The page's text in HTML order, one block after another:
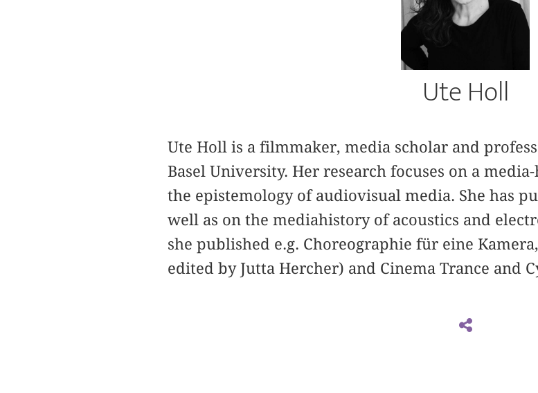
Ute Holl
Ute Holl is a filmmaker, media scholar and
Basel University. Her research focuses on a
the epistemology of audiovisual media. She has
well as on the mediahistory of acoustics and
she published e.g. Choreographie für eine
edited by Jutta Hercher) and Cinema Trance and